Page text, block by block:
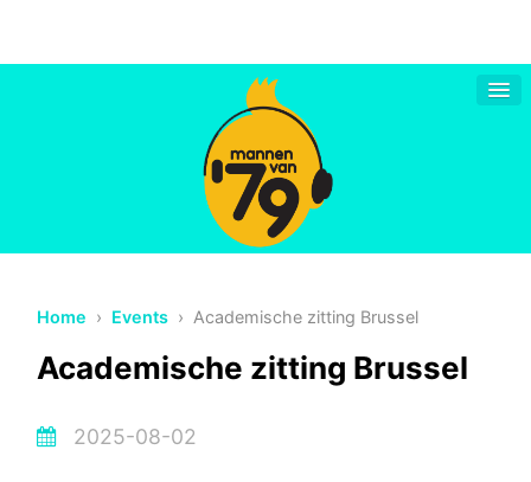
Home › Events › Academische zitting Brussel
Academische zitting Brussel
2025-08-02